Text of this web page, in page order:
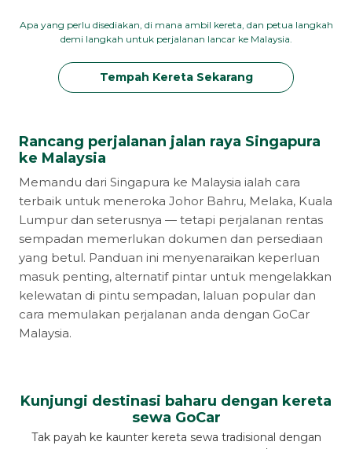
Apa yang perlu disediakan, di mana ambil kereta, dan petua langkah
demi langkah untuk perjalanan lancar ke Malaysia.
Tempah Kereta Sekarang
Rancang perjalanan jalan raya Singapura
ke Malaysia
Memandu dari Singapura ke Malaysia ialah cara
terbaik untuk meneroka Johor Bahru, Melaka, Kuala
Lumpur dan seterusnya — tetapi perjalanan rentas
sempadan memerlukan dokumen dan persediaan
yang betul. Panduan ini menyenaraikan keperluan
masuk penting, alternatif pintar untuk mengelakkan
kelewatan di pintu sempadan, laluan popular dan
cara memulakan perjalanan anda dengan GoCar
Malaysia.
Kunjungi destinasi baharu dengan kereta
sewa GoCar
Tak payah ke kaunter kereta sewa tradisional dengan